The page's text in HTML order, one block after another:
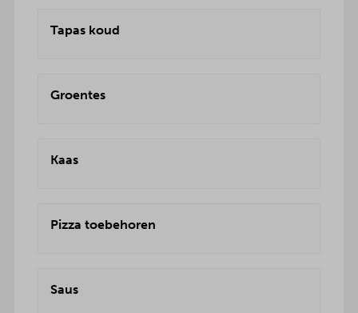
Tapas koud
Groentes
Kaas
Pizza toebehoren
Saus